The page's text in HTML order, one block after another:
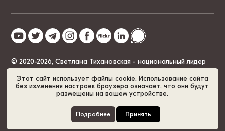
Этот сайт использует файлы cookie. Использование сайта
без изменения настроек браузера означает, что они будут
размещены на вашем устройстве.
Подробнее Принять
© 2020-2026, Светлана Тихановская - национальный лидер